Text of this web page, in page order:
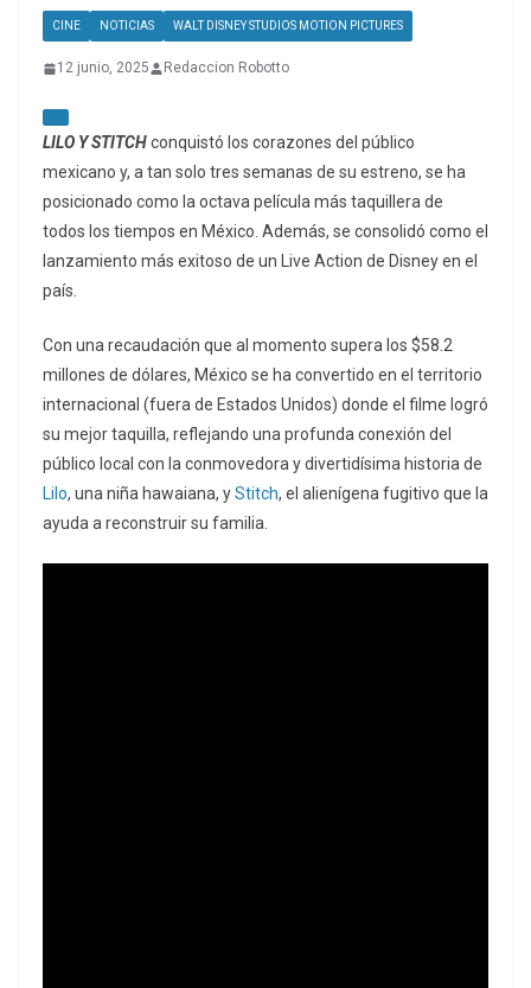
CINE NOTICIAS WALT DISNEY STUDIOS MOTION PICTURES
12 junio, 2025 Redaccion Robotto
LILO Y STITCHconquistó los corazones del público
mexicano y, a tan solo tres semanas de su estreno, se ha
posicionado como la octava película más taquillera de
todos los tiempos en México. Además, se consolidó como el
lanzamiento más exitoso de un Live Action de Disney en el
país.
Con una recaudación que al momento supera los $58.2
millones de dólares, México se ha convertido en el territorio
internacional (fuera de Estados Unidos) donde el filme logró
su mejor taquilla, reflejando una profunda conexión del
público local con la conmovedora y divertidísima historia de
Lilo, una niña hawaiana, yStitch, el alienígena fugitivo que la
ayuda a reconstruir su familia.